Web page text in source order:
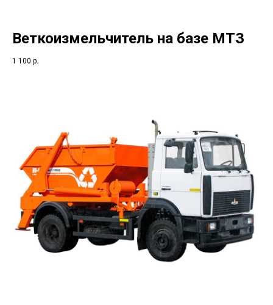
Веткоизмельчитель на базе МТЗ
1 100 р.